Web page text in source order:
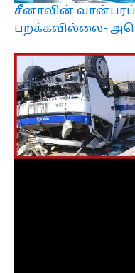
சீனாவின்
பறக்கவில்லை-